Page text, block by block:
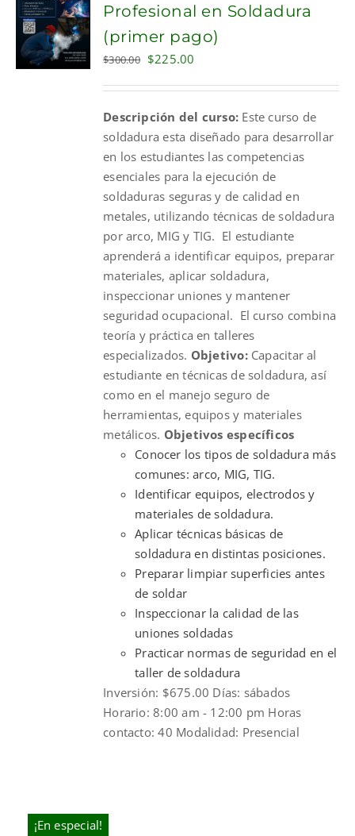
ADD TO
CART
Profesional en Soldadura
(primer pago)
$300.00 Original
$300.00.
$225.00
$225.00.
Descripción del curso: Este curso de
soldadura esta diseñado para desarrollar
en los estudiantes las competencias
esenciales para la ejecución de
soldaduras seguras y de calidad en
metales, utilizando técnicas de soldadura
por arco, MIG y TIG. El estudiante
aprenderá a identificar equipos, preparar
materiales, aplicar soldadura,
inspeccionar uniones y mantener
seguridad ocupacional. El curso combina
teoría y práctica en talleres
especializados. Objetivo:Capacitar al
estudiante en técnicas de soldadura, así
como en el manejo seguro de
herramientas, equipos y materiales
metálicos. Objetivos específicos
Conocer los tipos de soldadura más
comunes: arco, MIG, TIG.
Identificar equipos, electrodos y
materiales de soldadura.
Aplicar técnicas básicas de
soldadura en distintas posiciones.
Preparar limpiar superficies antes
de soldar
Inspeccionar la calidad de las
uniones soldadas
Practicar normas de seguridad en el
taller de soldadura
Inversión: $675.00 Días: sábados
Horario: 8:00 am - 12:00 pm Horas
contacto: 40 Modalidad: Presencial
¡En especial!